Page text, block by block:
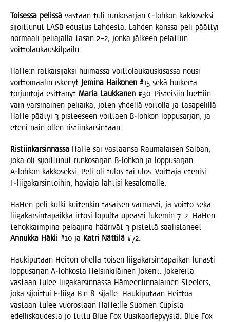
Toi­ses­sa pelis­sä vas­taan tuli run­ko­sar­jan C‑lohkon kak­ko­sek­si
sijoit­tu­nut LASB edus­tus Lah­des­ta. Lah­den kans­sa peli päät­tyi
nor­maa­li pelia­jal­la tasan 2–2, jon­ka jäl­keen pelat­tiin
voittolaukauskilpailu.
HaHe:n rat­kai­si­jak­si hui­mas­sa voit­to­lau­kaus­ki­sas­sa nousi
voit­to­maa­lin iske­nyt Jemi­na Hai­ko­nen #15 sekä hui­kei­ta
tor­jun­to­ja esit­tä­nyt Maria Lauk­ka­nen #30. Pis­tei­siin luet­tiin
vain var­si­nai­nen peliai­ka, joten yhdel­lä voi­tol­la ja tasa­pe­lil­lä
HaHe pää­tyi 3 pis­tee­seen voit­taen B‑lohkon lop­pusar­jan, ja
ete­ni näin ollen ristiinkarsintaan.
Ris­tiin­kar­sin­nas­sa HaHe sai vas­taan­sa Rau­ma­lai­sen Sal­ban,
joka oli sijoit­tu­nut run­ko­sar­jan B‑lohkon ja lop­pusar­jan
A‑lohkon kak­ko­sek­si. Peli oli tulos tai ulos. Voit­ta­ja ete­ni­si
F‑liigakarsintoihin, häviä­jä läh­ti­si kesälomalle.
HaHen peli kul­ki kui­ten­kin tasai­sen var­mas­ti, ja voit­to sekä
lii­ga­kar­sin­ta­paik­ka irto­si lopul­ta upeas­ti luke­min 7–2. HaHen
tehok­kaim­pi­na pelaa­ji­na hää­ri­vät 3 pis­tet­tä saa­lis­ta­neet
Annuk­ka Häkli #10 ja Kat­ri Nät­ti­lä #72.
Hau­ki­pu­taan Hei­ton ohel­la toi­sen lii­ga­kar­sin­ta­pai­kan lunas­ti
lop­pusar­jan A‑lohkosta Hel­sin­ki­läi­nen Joke­rit. Joke­rei­ta
vas­taan tulee lii­ga­kar­sin­nas­sa Hämeen­lin­na­lai­nen Stee­lers,
joka sijoit­tui F‑liiga B:n 8. sijal­le. Hau­ki­pu­taan Heit­toa
vas­taan tulee vuo­ros­taan HaHe:lle Suo­men Cupis­ta
edel­lis­kau­des­ta jo tut­tu Blue Fox Uusi­kaar­le­pyys­tä. Blue Fox